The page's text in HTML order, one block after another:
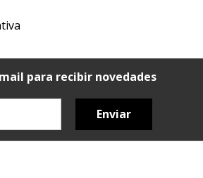
para recibir novedades
Enviar